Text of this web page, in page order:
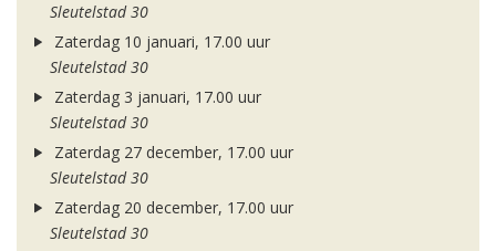
Sleutelstad 30
Zaterdag 10 januari, 17.00 uur
Sleutelstad 30
Zaterdag 3 januari, 17.00 uur
Sleutelstad 30
Zaterdag 27 december, 17.00 uur
Sleutelstad 30
Zaterdag 20 december, 17.00 uur
Sleutelstad 30